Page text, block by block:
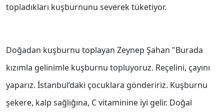
topladıkları kuşburnunu severek tüketiyor.
Doğadan kuşburnu toplayan Zeynep Şahan "Burada
kızımla gelinimle kuşburnu topluyoruz. Reçelini, çayını
yaparız. İstanbul’daki çocuklara göndeririz. Kuşburnu
şekere, kalp sağlığına, C vitaminine iyi gelir. Doğal